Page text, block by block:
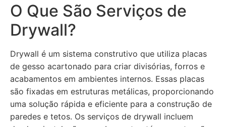
O Que São Serviços de
Drywall?
Drywall é um sistema construtivo que utiliza placas
de gesso acartonado para criar divisórias, forros e
acabamentos em ambientes internos. Essas placas
são fixadas em estruturas metálicas, proporcionando
uma solução rápida e eficiente para a construção de
paredes e tetos. Os serviços de drywall incluem